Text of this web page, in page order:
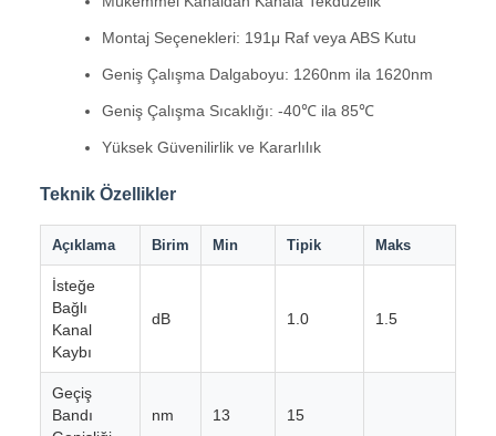
Montaj Seçenekleri: 191μ Raf veya ABS Kutu
Geniş Çalışma Dalgaboyu: 1260nm ila 1620nm
Geniş Çalışma Sıcaklığı: -40℃ ila 85℃
Yüksek Güvenilirlik ve Kararlılık
Teknik Özellikler
Açıklama Birim Min Tipik Maks
İsteğe
Bağlı
Kanal
Kaybı
dB 1.0 1.5
Geçiş
Bandı
nm 13 15